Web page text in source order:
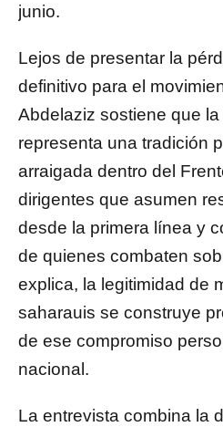
junio.
Lejos de presentar la
definitivo para el
Abdelaziz sostiene que
representa una tradición
arraigada dentro del
dirigentes que asumen
desde la primera línea y
de quienes combaten
explica, la legitimidad de
saharauis se construye
de ese compromiso
nacional.
La entrevista combina la